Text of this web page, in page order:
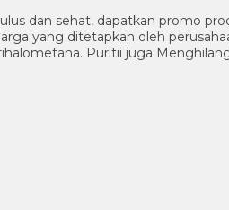
dan sehat, dapatkan promo
yang ditetapkan oleh
Puritii juga